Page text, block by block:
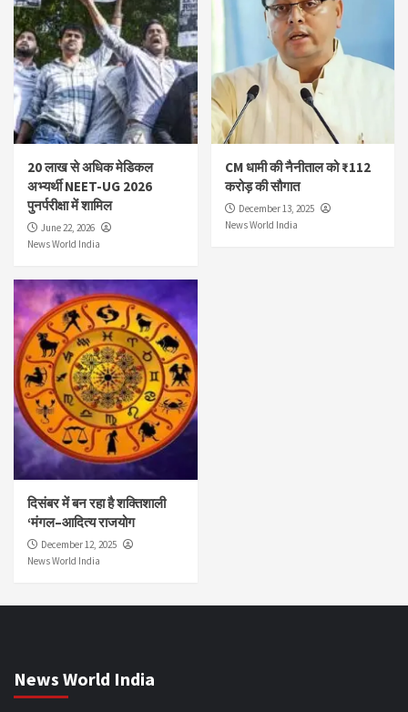
20 लाख से अधिक मेडिकल
अभ्यर्थी NEET-UG 2026
पुनर्परीक्षा में शामिल
June 22, 2026
News World India
CM धामी की नैनीताल को ₹112
करोड़ की सौगात
December 13, 2025
News World India
दिसंबर में बन रहा है शक्तिशाली
‘मंगल–आदित्य राजयोग
December 12, 2025
News World India
News World India